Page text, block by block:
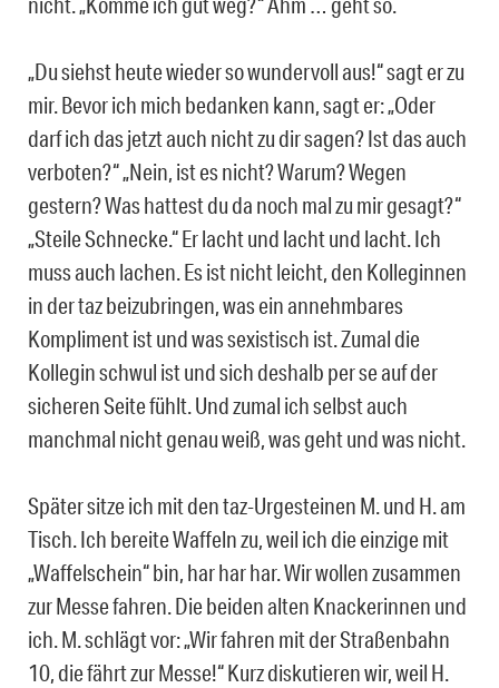
„Du siehst heute wieder so wundervoll aus!“ sagt er zu
mir. Bevor ich mich bedanken kann, sagt er: „Oder
darf ich das jetzt auch nicht zu dir sagen? Ist das auch
verboten?“ „Nein, ist es nicht? Warum? Wegen
gestern? Was hattest du da noch mal zu mir gesagt?“
„Steile Schnecke.“ Er lacht und lacht und lacht. Ich
muss auch lachen. Es ist nicht leicht, den Kolleginnen
in der taz beizubringen, was ein annehmbares
Kompliment ist und was sexistisch ist. Zumal die
Kollegin schwul ist und sich deshalb per se auf der
sicheren Seite fühlt. Und zumal ich selbst auch
manchmal nicht genau weiß, was geht und was nicht.
Später sitze ich mit den taz-Urgesteinen M. und H. am
Tisch. Ich bereite Waffeln zu, weil ich die einzige mit
„Waffelschein“ bin, har har har. Wir wollen zusammen
zur Messe fahren. Die beiden alten Knackerinnen und
ich. M. schlägt vor: „Wir fahren mit der Straßenbahn
10, die fährt zur Messe!“ Kurz diskutieren wir, weil H.